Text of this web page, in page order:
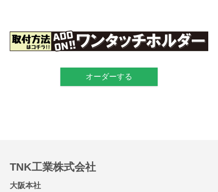
オーダーする
TNK工業株式会社
大阪本社